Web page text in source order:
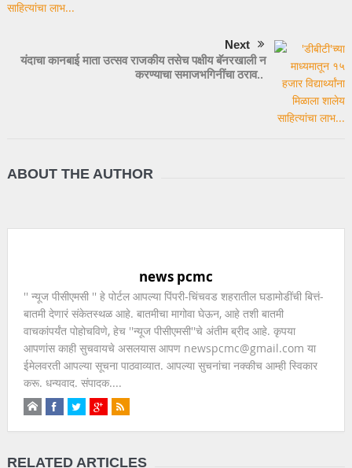
Next
यंदाचा कानबाई माता उत्सव राजकीय तसेच पक्षीय बॅनरखाली न
करण्याचा समाजभगिनींचा ठराव..
ABOUT THE AUTHOR
news pcmc
'' न्यूज पीसीएमसी '' हे पोर्टल आपल्या पिंपरी-चिंचवड शहरातील घडामोडींची बित्तं-
बातमी देणारं संकेतस्थळ आहे. बातमीचा मागोवा घेऊन, आहे तशी बातमी
वाचकांपर्यंत पोहोचविणे, हेच ''न्यूज पीसीएमसी''चे अंतीम ब्रीद आहे. कृपया
आपणांस काही सुचवायचे असलयास आपण newspcmc@gmail.com या
ईमेलवरती आपल्या सूचना पाठवाव्यात. आपल्या सुचनांचा नक्कीच आम्ही स्विकार
करू. धन्यवाद. संपादक....
RELATED ARTICLES